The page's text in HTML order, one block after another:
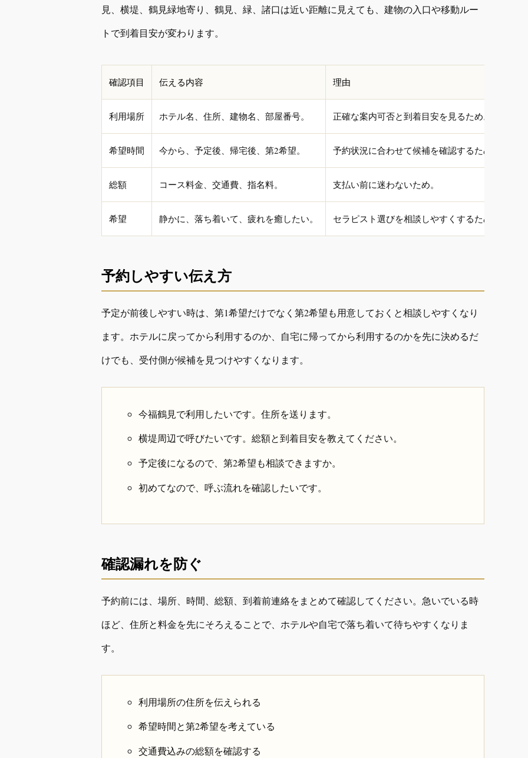
見、横堤、鶴見緑地寄り、鶴見、緑、諸口は近い距離に見えても、建物の入口や移動ルー
トで到着目安が変わります。
確認項目 伝える内容 理由
利用場所 ホテル名、住所、建物名、部屋番号。 正確な案内可否と到着目安を見るため。
希望時間 今から、予定後、帰宅後、第2希望。 予約状況に合わせて候補を確認するため。
総額 コース料金、交通費、指名料。 支払い前に迷わないため。
希望 静かに、落ち着いて、疲れを癒したい。 セラピスト選びを相談しやすくするため。
予約しやすい伝え方
予定が前後しやすい時は、第1希望だけでなく第2希望も用意しておくと相談しやすくなり
ます。ホテルに戻ってから利用するのか、自宅に帰ってから利用するのかを先に決めるだ
けでも、受付側が候補を見つけやすくなります。
今福鶴見で利用したいです。住所を送ります。
横堤周辺で呼びたいです。総額と到着目安を教えてください。
予定後になるので、第2希望も相談できますか。
初めてなので、呼ぶ流れを確認したいです。
確認漏れを防ぐ
予約前には、場所、時間、総額、到着前連絡をまとめて確認してください。急いでいる時
ほど、住所と料金を先にそろえることで、ホテルや自宅で落ち着いて待ちやすくなりま
す。
利用場所の住所を伝えられる
希望時間と第2希望を考えている
交通費込みの総額を確認する